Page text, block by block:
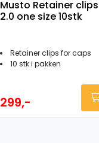
Musto Retainer clips
2.0 one size 10stk
Retainer clips for caps
10 stk i pakken
299,-